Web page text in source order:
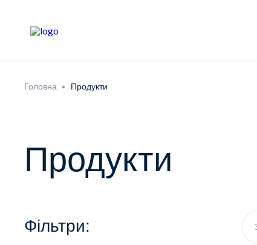
Головна Продукти
Продукти
Фільтри: